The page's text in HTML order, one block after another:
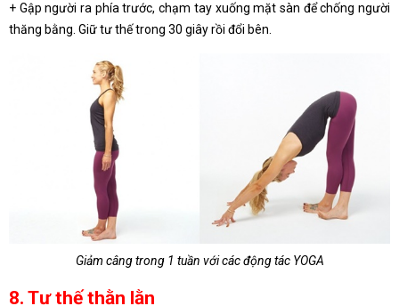
+ Gập người ra phía trước, chạm tay xuống mặt sàn để chống người
thăng bằng. Giữ tư thế trong 30 giây rồi đổi bên.
Giảm câng trong 1 tuần với các động tác YOGA
8. Tư thế thằn lằn